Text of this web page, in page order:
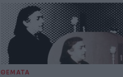
ΘΕΜΑΤΑ